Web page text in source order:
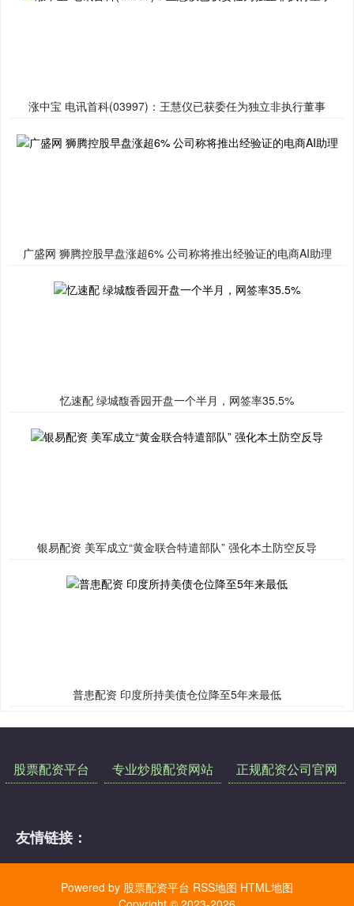
涨中宝 电讯首科(03997)：王慧仪已获委任为独立非执行董事
广盛网 狮腾控股早盘涨超6% 公司称将推出经验证的电商AI助理
忆速配 绿城馥香园开盘一个半月，网签率35.5%
银易配资 美军成立“黄金联合特遣部队” 强化本土防空反导
普患配资 印度所持美债仓位降至5年来最低
股票配资平台 专业炒股配资网站 正规配资公司官网
友情链接：
Powered by 股票配资平台 RSS地图 HTML地图